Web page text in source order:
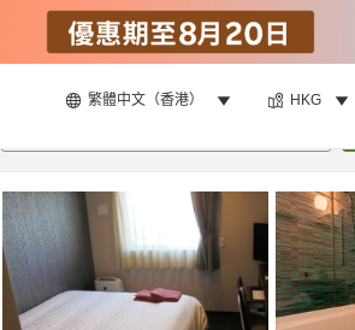
繁體中文（香港） HKG